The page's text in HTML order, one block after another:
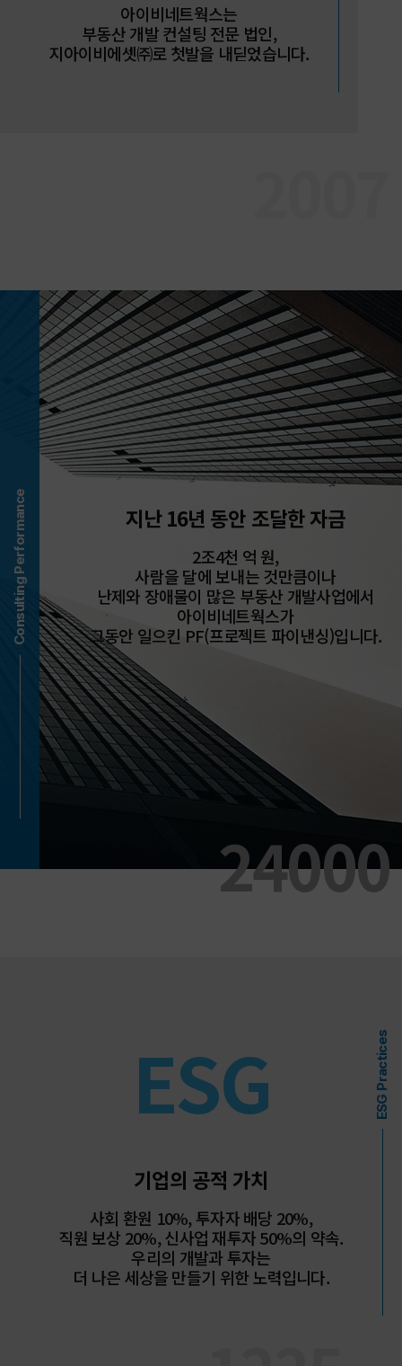
아이비네트웍스는
부동산 개발 컨설팅 전문 법인,
지아이비에셋㈜로 첫발을 내딛었습니다.
Consulting Performance 지난 16년 동안 조달한 자금
2조4천 억 원,
사람을 달에 보내는 것만큼이나
난제와 장애물이 많은 부동산 개발사업에서
아이비네트웍스가
그동안 일으킨 PF(프로젝트 파이낸싱)입니다.
24000
ESG Practices
ESG
기업의 공적 가치
사회 환원 10%, 투자자 배당 20%,
직원 보상 20%, 신사업 재투자 50%의 약속.
우리의 개발과 투자는
더 나은 세상을 만들기 위한 노력입니다.